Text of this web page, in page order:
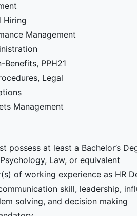
Hiring
Management
Benefits, PPH21
Legal
Management
possess at least a Bachelor’s
Law, or equivalent
of working experience as HR
skill, leadership,
solving, and decision making